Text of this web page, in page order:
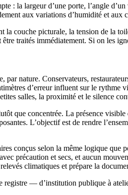
: la largeur d’une porte, l’angle
aux variations d’humidité et aux
la couche picturale, la tension de la
traités immédiatement. Si on les
nature. Conservateurs,
d’erreur influent sur le
salles, la proximité et le silence
que concentrée. La présence
L’objectif est de rendre
conçus selon la même logique
précaution et secs, et aucun
climatiques et prépare la
registre — d’institution publique à